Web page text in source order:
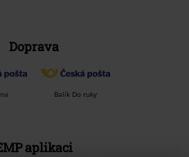
Doprava
Balík Do ruky
aplikaci